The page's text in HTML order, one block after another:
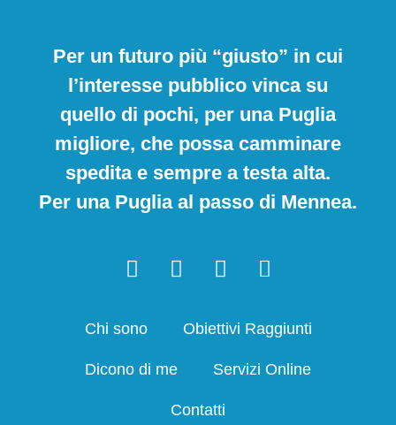
Per un futuro più “giusto” in cui
l’interesse pubblico vinca su
quello di pochi, per una Puglia
migliore, che possa camminare
spedita e sempre a testa alta.
Per una Puglia al passo di Mennea.
Chi sono Obiettivi Raggiunti
Dicono di me Servizi Online
Contatti